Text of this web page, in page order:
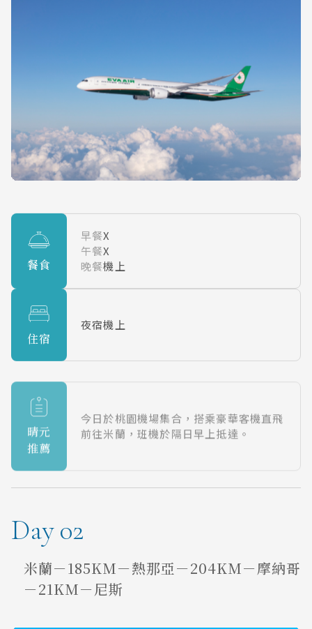
餐食
早餐X
午餐X
晚餐機上
住宿
夜宿機上
晴元
推薦
今日於桃園機場集合，搭乘豪華客機直飛
前往米蘭，班機於隔日早上抵達。
Day 02
米蘭－185KM－熱那亞－204KM－摩納哥
－21KM－尼斯